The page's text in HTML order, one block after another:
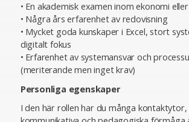
• En akademisk examen inom ekonomi
• Några års erfarenhet av redovisning
• Mycket goda kunskaper i Excel, stort
digitalt fokus
• Erfarenhet av systemansvar och
(meriterande men inget krav)
Personliga egenskaper
I den här rollen har du många